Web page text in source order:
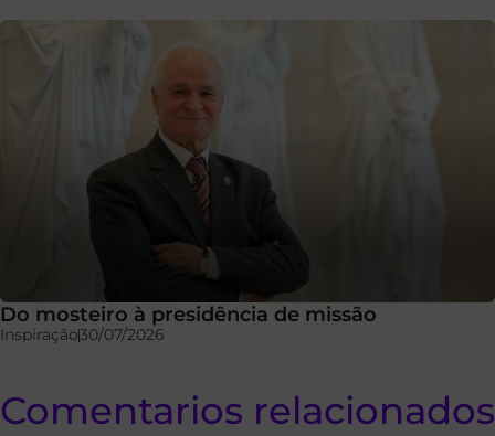
Do mosteiro à presidência de missão
Inspiração30/07/2026
Comentarios relacionados